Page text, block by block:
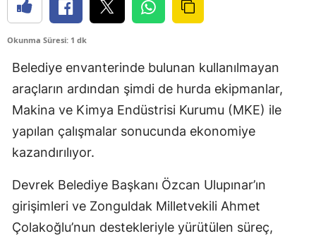
Okunma Süresi: 1 dk
Belediye envanterinde bulunan kullanılmayan
araçların ardından şimdi de hurda ekipmanlar,
Makina ve Kimya Endüstrisi Kurumu (MKE) ile
yapılan çalışmalar sonucunda ekonomiye
kazandırılıyor.
Devrek Belediye Başkanı Özcan Ulupınar’ın
girişimleri ve Zonguldak Milletvekili Ahmet
Çolakoğlu’nun destekleriyle yürütülen süreç,